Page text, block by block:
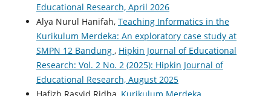
Educational Research, April 2026
Alya Nurul Hanifah, Teaching Informatics in the
Kurikulum Merdeka: An exploratory case study at
SMPN 12 Bandung , Hipkin Journal of Educational
Research: Vol. 2 No. 2 (2025): Hipkin Journal of
Educational Research, August 2025